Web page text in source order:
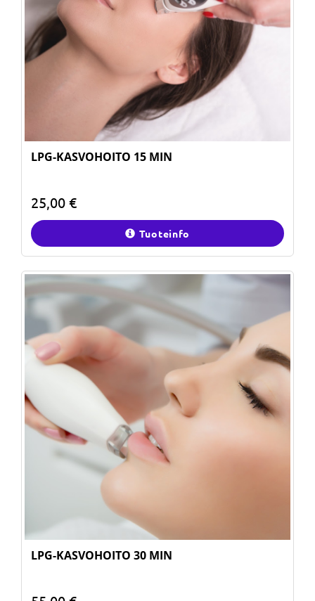
LPG-KASVOHOITO 15 MIN
25,00 €
Tuoteinfo
LPG-KASVOHOITO 30 MIN